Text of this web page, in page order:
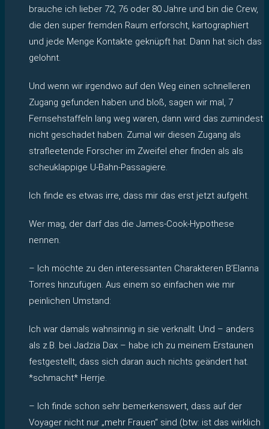
brauche ich lieber 72, 76 oder 80 Jahre und bin die Crew,
die den super fremden Raum erforscht, kartographiert
und jede Menge Kontakte geknüpft hat. Dann hat sich das
gelohnt.
Und wenn wir irgendwo auf den Weg einen schnelleren
Zugang gefunden haben und bloß, sagen wir mal, 7
Fernsehstaffeln lang weg waren, dann wird das zumindest
nicht geschadet haben. Zumal wir diesen Zugang als
strafleetende Forscher im Zweifel eher finden als als
scheuklappige U-Bahn-Passagiere.
Ich finde es etwas irre, dass mir das erst jetzt aufgeht.
Wer mag, der darf das die James-Cook-Hypothese
nennen.
– Ich möchte zu den interessanten Charakteren B’Elanna
Torres hinzufügen. Aus einem so einfachen wie mir
peinlichen Umstand:
Ich war damals wahnsinnig in sie verknallt. Und – anders
als z.B. bei Jadzia Dax – habe ich zu meinem Erstaunen
festgestellt, dass sich daran auch nichts geändert hat.
*schmacht* Herrje.
– Ich finde schon sehr bemerkenswert, dass auf der
Voyager nicht nur „mehr Frauen“ sind (btw: ist das wirklich